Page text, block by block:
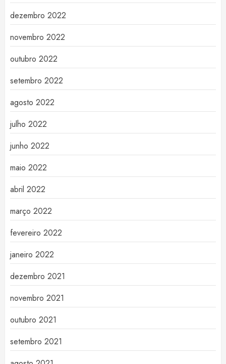
dezembro 2022
novembro 2022
outubro 2022
setembro 2022
agosto 2022
julho 2022
junho 2022
maio 2022
abril 2022
março 2022
fevereiro 2022
janeiro 2022
dezembro 2021
novembro 2021
outubro 2021
setembro 2021